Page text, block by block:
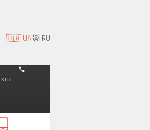
🇺🇦 UA|🐷 RU